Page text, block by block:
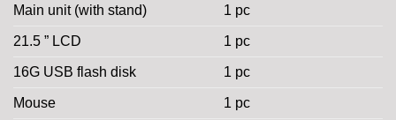
Main unit (with stand) 1 pc
21.5 ” LCD 1 pc
16G USB flash disk 1 pc
Mouse 1 pc